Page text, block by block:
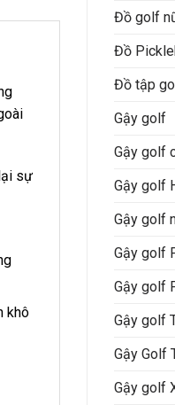
Đồ golf
Đồ
Đồ tập
Gậy golf
Gậy golf
Gậy golf
Gậy golf
Gậy golf
Gậy golf
Gậy golf
Gậy Golf
Gậy golf
sự
khô